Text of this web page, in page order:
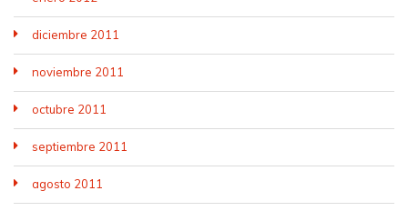
diciembre 2011
noviembre 2011
octubre 2011
septiembre 2011
agosto 2011